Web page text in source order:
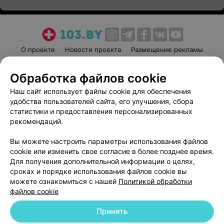
О проекте Новости проекта
Размещение рекламы
Пользовательское соглашение
Способы оплаты
Вакансии
Партнеры
Написать руководителю 103.by
Обработка персональных данных
© 2026 ООО «Артокс Лаб», УНП 191700409 | 220012, Республика Беларусь,
Обработка файлов cookie
Наш сайт использует файлы cookie для обеспечения
удобства пользователей сайта, его улучшения, сбора
статистики и предоставления персонализированных
рекомендаций.
Вы можете настроить параметры использования файлов
cookie или изменить свое согласие в более позднее время.
Для получения дополнительной информации о целях,
сроках и порядке использования файлов cookie вы
можете ознакомиться с нашей Политикой обработки
файлов cookie
Принять